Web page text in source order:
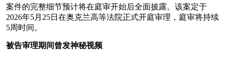
案件的完整细节预计将在庭审开始后全面披露。该案定于
2026年5月25日在奥克兰高等法院正式开庭审理，庭审将持续
5周时间。
被告审理期间曾发神秘视频